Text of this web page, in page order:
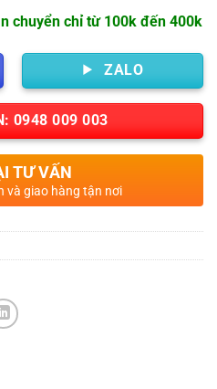
chuyển chỉ từ 100k đến 400k
ZALO
0948 009 003
TƯ VẤN
và giao hàng tận nơi